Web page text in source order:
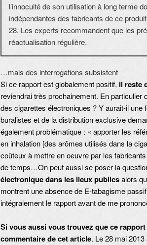
l’innocuité de son utilisation à long terme
indépendantes des fabricants de ce
28. Les experts recommandent que les
réactualisation régulière.
…mais des interrogations subsistent
Si ce rapport est globalement positif, il reste
reviendrai très prochainement. En particulier
des cigarettes électroniques ? Y aurait-il une
buralistes et de la distribution exclusive
également problématique : « apporter les
en inhalation [des arômes utilisés dans la
coûteux à mettre en oeuvre par les
de temps…On peut aussi se poser la
électronique dans les lieux publicsalors
montrent une absence de E-tabagisme
intégralement le rapport avant de me
Si vous aussi vous trouvez que ce
commentaire de cet article. Le 28 mai 2013